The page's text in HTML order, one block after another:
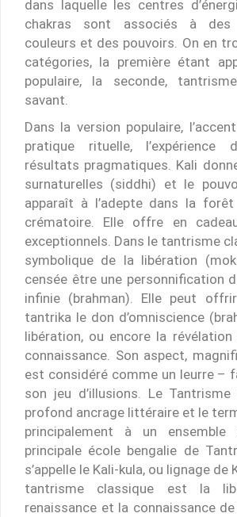
dans laquelle les centres
chakras sont associés à des
couleurs et des pouvoirs. On en
catégories, la première étant
populaire, la seconde,
savant.
Dans la version populaire,
pratique rituelle,
résultats pragmatiques. Kali
surnaturelles (siddhi) et le
apparaît à l’adepte dans la
crématoire. Elle offre en
exceptionnels. Dans le tantrisme
symbolique de la libération
censée être une personnification
infinie (brahman). Elle peut
tantrika le don d’omniscience
libération, ou encore la
connaissance. Son aspect,
est considéré comme un leurre –
son jeu d’illusions. Le
profond ancrage littéraire et le
principalement à un
principale école bengalie de
s’appelle le Kali-kula, ou lignage de
tantrisme classique est la
renaissance et la connaissance